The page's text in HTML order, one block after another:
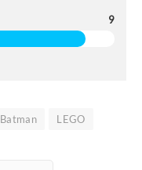
9
Batman LEGO